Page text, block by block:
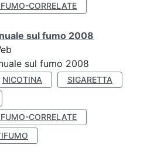
CORRELATE
sul fumo 2008
sul fumo 2008
NICOTINA
SIGARETTA
CORRELATE